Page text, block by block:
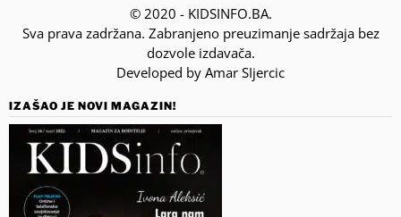
© 2020 - KIDSINFO.BA.
Sva prava zadržana. Zabranjeno preuzimanje sadržaja bez
dozvole izdavača.
Developed by Amar SIjercic
IZAŠAO JE NOVI MAGAZIN!